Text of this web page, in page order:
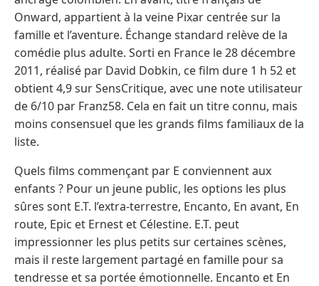
Onward, appartient à la veine Pixar centrée sur la
famille et l’aventure. Échange standard relève de la
comédie plus adulte. Sorti en France le 28 décembre
2011, réalisé par David Dobkin, ce film dure 1 h 52 et
obtient 4,9 sur SensCritique, avec une note utilisateur
de 6/10 par Franz58. Cela en fait un titre connu, mais
moins consensuel que les grands films familiaux de la
liste.
Quels films commençant par E conviennent aux
enfants ? Pour un jeune public, les options les plus
sûres sont E.T. l’extra-terrestre, Encanto, En avant, En
route, Epic et Ernest et Célestine. E.T. peut
impressionner les plus petits sur certaines scènes,
mais il reste largement partagé en famille pour sa
tendresse et sa portée émotionnelle. Encanto et En